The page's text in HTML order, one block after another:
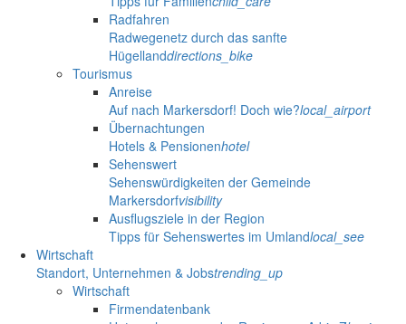
Radfahren
Radwegenetz durch das sanfte
Hügellanddirections_bike
Tourismus
Anreise
Auf nach Markersdorf! Doch wie?local_airport
Übernachtungen
Hotels & Pensionenhotel
Sehenswert
Sehenswürdigkeiten der Gemeinde
Markersdorfvisibility
Ausflugsziele in der Region
Tipps für Sehenswertes im Umlandlocal_see
Wirtschaft
Standort, Unternehmen & Jobstrending_up
Wirtschaft
Firmendatenbank